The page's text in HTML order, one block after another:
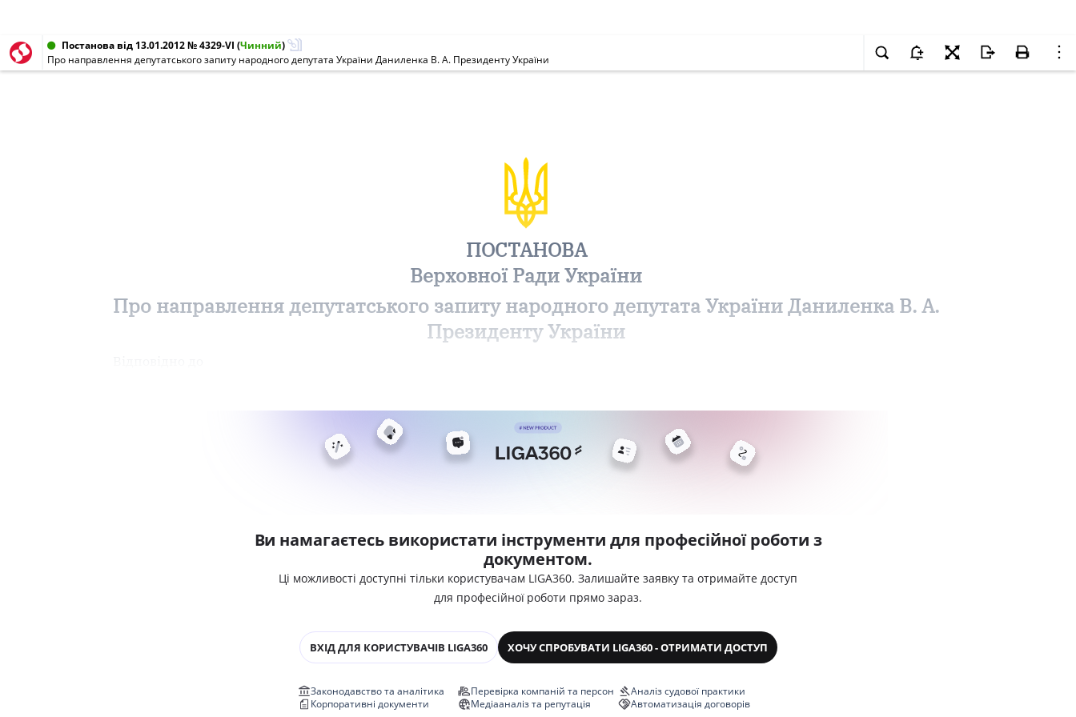
Постанова від 13.01.2012 № 4329-VI (Чинний)
Про направлення депутатського запиту народного депутата України Даниленка В. А. Президенту України
ПОСТАНОВА
Верховної Ради України
Про направлення депутатського запиту народного депутата України Даниленка В. А.
Президенту України
Ви намагаєтесь використати інструменти для професійної роботи з
документом.
Ці можливості доступні тільки користувачам LIGA360. Залишайте заявку та отримайте доступ
для професійної роботи прямо зараз.
ВХІД ДЛЯ КОРИСТУВАЧІВ LIGA360 ХОЧУ СПРОБУВАТИ LIGA360 - ОТРИМАТИ ДОСТУП
Законодавство та аналітика
Корпоративні документи
Перевірка компаній та персон
Медіааналіз та репутація
Аналіз судової практики
Автоматизація договорів